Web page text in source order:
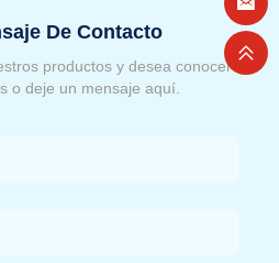
De Contacto
productos y desea conocer
o deje un mensaje aquí.